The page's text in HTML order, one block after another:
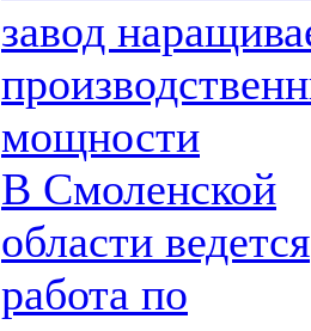
завод
мощности
В Смоленской
области ведется
работа по